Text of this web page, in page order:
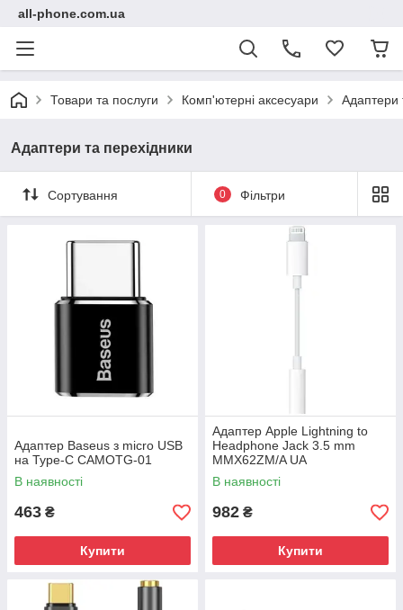
all-phone.com.ua
Товари та послуги Комп'ютерні аксесуари Адаптери
Адаптери та перехідники
Сортування 0 Фільтри
Адаптер Baseus з micro USB
на Type-C CAMOTG-01
В наявності
463 ₴
Купити
Адаптер Apple Lightning to
Headphone Jack 3.5 mm
MMX62ZM/A UA
В наявності
982 ₴
Купити